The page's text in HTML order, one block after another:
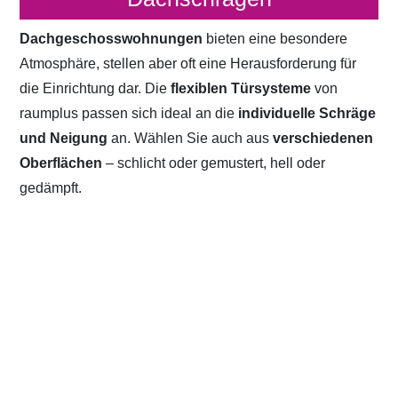
Dachgeschosswohnungen bieten eine besondere
Atmosphäre, stellen aber oft eine Herausforderung für
die Einrichtung dar. Dieflexiblen Türsystemevon
raumplus passen sich ideal an die individuelle Schräge
und Neigung an. Wählen Sie auch ausverschiedenen
Oberflächen – schlicht oder gemustert, hell oder
gedämpft.